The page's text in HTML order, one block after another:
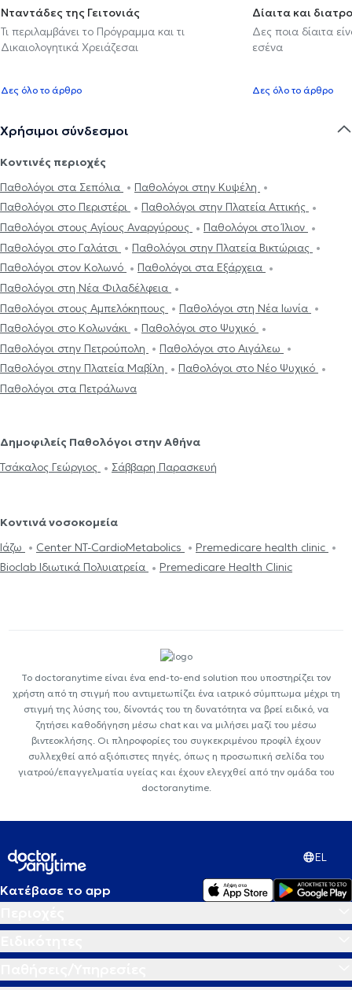
Νταντάδες της Γειτονιάς
Τι περιλαμβάνει το Πρόγραμμα και τι
Δικαιολογητικά Χρειάζεσαι
Δες όλο το άρθρο
Δίαιτα και
Δες ποια δίαιτα
εσένα
Δες όλο το άρθρο
Χρήσιμοι σύνδεσμοι
Κοντινές περιοχές
Παθολόγοι στα Σεπόλια
Παθολόγοι στην Κυψέλη
Παθολόγοι στο Περιστέρι
Παθολόγοι στην Πλατεία Αττικής
Παθολόγοι στους Αγίους Αναργύρους
Παθολόγοι στο Ίλιον
Παθολόγοι στο Γαλάτσι
Παθολόγοι στην Πλατεία Βικτώριας
Παθολόγοι στον Κολωνό
Παθολόγοι στα Εξάρχεια
Παθολόγοι στη Νέα Φιλαδέλφεια
Παθολόγοι στους Αμπελόκηπους
Παθολόγοι στη Νέα Ιωνία
Παθολόγοι στο Κολωνάκι
Παθολόγοι στο Ψυχικό
Παθολόγοι στην Πετρούπολη
Παθολόγοι στο Αιγάλεω
Παθολόγοι στην Πλατεία Μαβίλη
Παθολόγοι στο Νέο Ψυχικό
Παθολόγοι στα Πετράλωνα
Δημοφιλείς Παθολόγοι στην Αθήνα
Τσάκαλος Γεώργιος
Σάββαρη Παρασκευή
Κοντινά νοσοκομεία
Ιάζω
Center NT-CardioMetabolics
Premedicare health clinic
Bioclab Ιδιωτικά Πολυιατρεία
Premedicare Health Clinic
Το doctoranytime είναι ένα end-to-end solution που υποστηρίζει τον
χρήστη από τη στιγμή που αντιμετωπίζει ένα ιατρικό σύμπτωμα μέχρι τη
στιγμή της λύσης του, δίνοντάς του τη δυνατότητα να βρεί ειδικό, να
ζητήσει καθοδήγηση μέσω chat και να μιλήσει μαζί του μέσω
βιντεοκλήσης. Οι πληροφορίες του συγκεκριμένου προφίλ έχουν
συλλεχθεί από αξιόπιστες πηγές, όπως η προσωπική σελίδα του
γιατρού/επαγγελματία υγείας και έχουν ελεγχθεί από την ομάδα του
doctoranytime.
EL
Κατέβασε το app